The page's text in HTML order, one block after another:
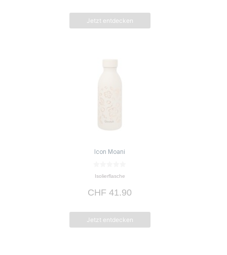
Jetzt entdecken
Icon Moani
0
v
n
5
Isolierflasche
CHF 41.90
Jetzt entdecken